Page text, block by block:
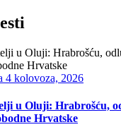
4 kolovoza, 2026
u Oluji: Hrabrošću,
Hrvatske